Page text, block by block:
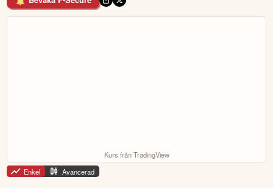
Kurs från TradingView
Enkel
Avancerad